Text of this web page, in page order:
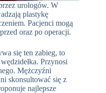
urologów. W
plastykę
Pacjenci mogą
oraz po operacji.
się ten zabieg, to
Przynosi
Mężczyźni
skonsultować się z
najlepsze